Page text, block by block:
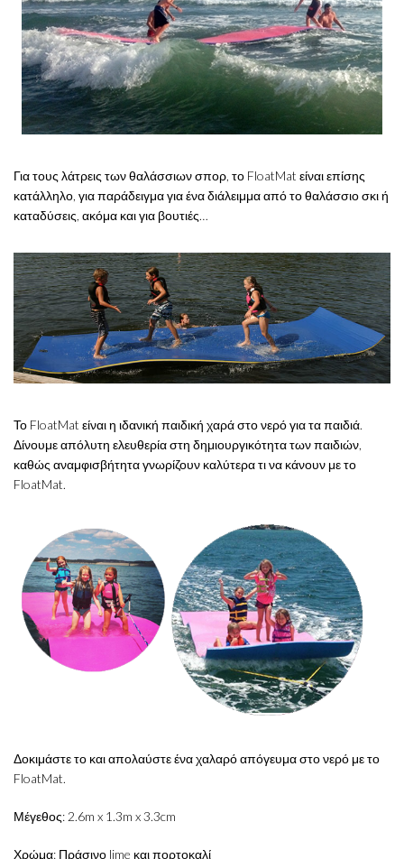
Για τους λάτρεις των θαλάσσιων σπορ, το FloatMat είναι επίσης
κατάλληλο, για παράδειγμα για ένα διάλειμμα από το θαλάσσιο σκι ή
καταδύσεις, ακόμα και για βουτιές…
Το FloatMat είναι η ιδανική παιδική χαρά στο νερό για τα παιδιά.
Δίνουμε απόλυτη ελευθερία στη δημιουργικότητα των παιδιών,
καθώς αναμφισβήτητα γνωρίζουν καλύτερα τι να κάνουν με το
FloatMat.
Δοκιμάστε το και απολαύστε ένα χαλαρό απόγευμα στο νερό με το
FloatMat.
Μέγεθος: 2.6m x 1.3m x 3.3cm
Χρώμα: Πράσινο lime και πορτοκαλί